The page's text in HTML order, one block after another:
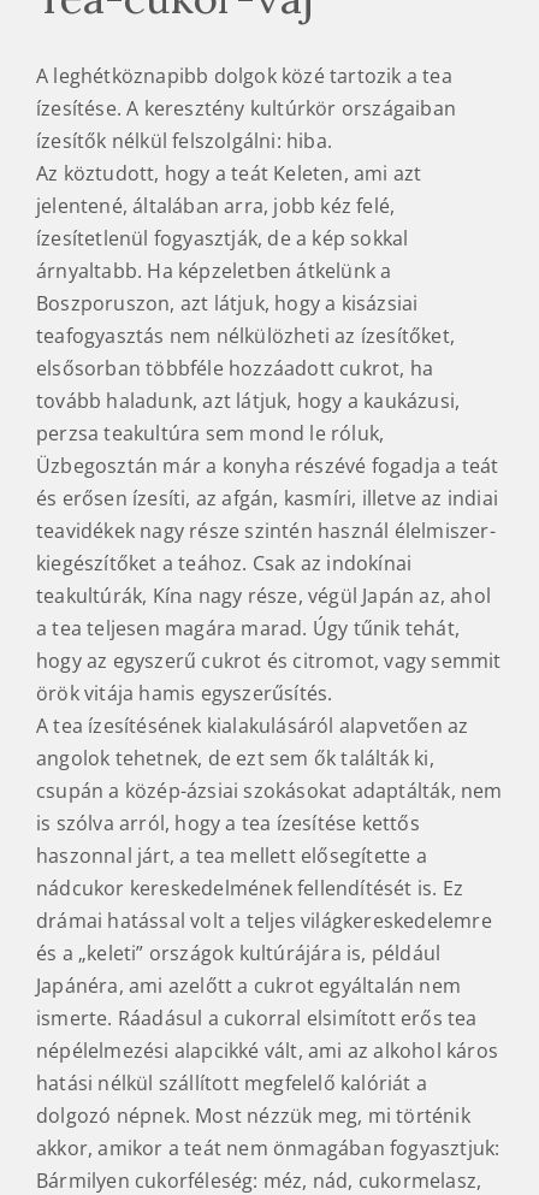
A leghétköznapibb dolgok közé tartozik a tea
ízesítése. A keresztény kultúrkör országaiban
ízesítők nélkül felszolgálni: hiba.
Az köztudott, hogy a teát Keleten, ami azt
jelentené, általában arra, jobb kéz felé,
ízesítetlenül fogyasztják, de a kép sokkal
árnyaltabb. Ha képzeletben átkelünk a
Boszporuszon, azt látjuk, hogy a kisázsiai
teafogyasztás nem nélkülözheti az ízesítőket,
elsősorban többféle hozzáadott cukrot, ha
tovább haladunk, azt látjuk, hogy a kaukázusi,
perzsa teakultúra sem mond le róluk,
Üzbegosztán már a konyha részévé fogadja a teát
és erősen ízesíti, az afgán, kasmíri, illetve az indiai
teavidékek nagy része szintén használ élelmiszer-
kiegészítőket a teához. Csak az indokínai
teakultúrák, Kína nagy része, végül Japán az, ahol
a tea teljesen magára marad. Úgy tűnik tehát,
hogy az egyszerű cukrot és citromot, vagy semmit
örök vitája hamis egyszerűsítés.
A tea ízesítésének kialakulásáról alapvetően az
angolok tehetnek, de ezt sem ők találták ki,
csupán a közép-ázsiai szokásokat adaptálták, nem
is szólva arról, hogy a tea ízesítése kettős
haszonnal járt, a tea mellett elősegítette a
nádcukor kereskedelmének fellendítését is. Ez
drámai hatással volt a teljes világkereskedelemre
és a „keleti” országok kultúrájára is, például
Japánéra, ami azelőtt a cukrot egyáltalán nem
ismerte. Ráadásul a cukorral elsimított erős tea
népélelmezési alapcikké vált, ami az alkohol káros
hatási nélkül szállított megfelelő kalóriát a
dolgozó népnek. Most nézzük meg, mi történik
akkor, amikor a teát nem önmagában fogyasztjuk:
Bármilyen cukorféleség: méz, nád, cukormelasz,